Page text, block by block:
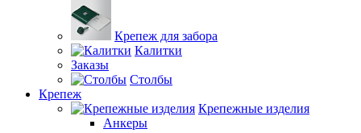
Крепеж для забора
Калитки
Заказы
Столбы
Крепеж
Крепежные изделия
Анкеры